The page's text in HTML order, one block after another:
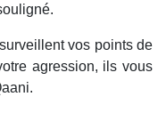
vos points de
agression, ils vous